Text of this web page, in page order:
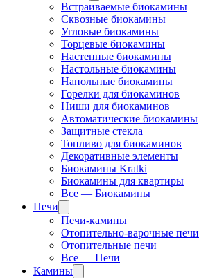
Встраиваемые биокамины
Сквозные биокамины
Угловые биокамины
Торцевые биокамины
Настенные биокамины
Настольные биокамины
Напольные биокамины
Горелки для биокаминов
Ниши для биокаминов
Автоматические биокамины
Защитные стекла
Топливо для биокаминов
Декоративные элементы
Биокамины Kratki
Биокамины для квартиры
Все — Биокамины
Печи
Печи-камины
Отопительно-варочные печи
Отопительные печи
Все — Печи
Камины